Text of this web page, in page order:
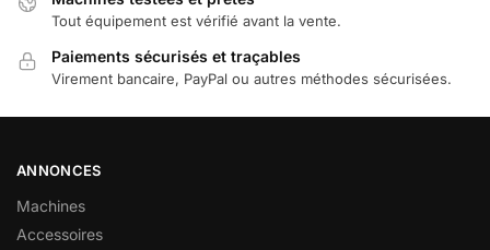
Tout équipement est vérifié avant la vente.
Paiements sécurisés et traçables
Virement bancaire, PayPal ou autres méthodes sécurisées.
ANNONCES
Machines
Accessoires